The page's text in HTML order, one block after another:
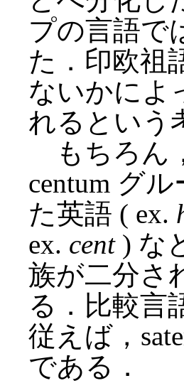
プの言語で
た．印欧祖
ないかによ
れるという
もちろん
centum グ
た英語 ( ex.
ex. cent) な
族が二分さ
る．比較言
従えば，
である．